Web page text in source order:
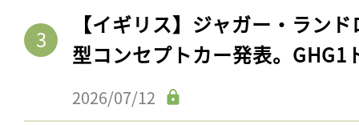
【イギリス】ジャガー・ラン
型コンセプトカー発表。GHG1
2026/07/12